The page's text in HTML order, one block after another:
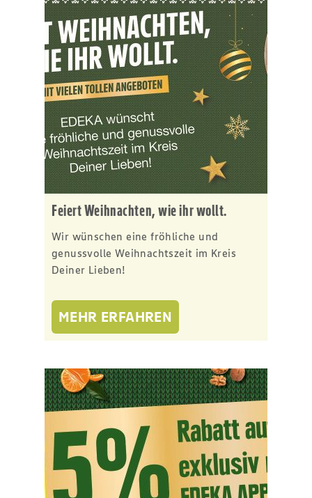
Feiert Weihnachten, wie ihr wollt.
Wir wünschen eine fröhliche und
genussvolle Weihnachtszeit im Kreis
Deiner Lieben!
MEHR ERFAHREN